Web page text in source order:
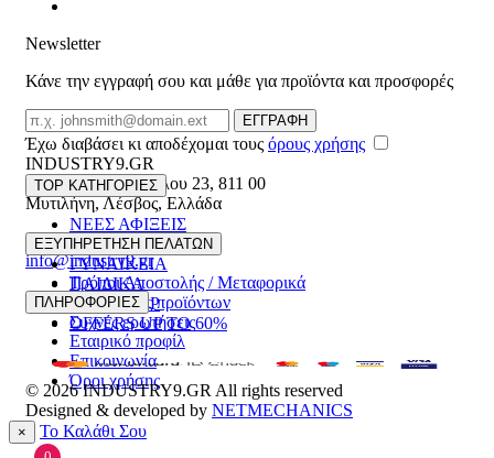
Newsletter
Κάνε την εγγραφή σου και μάθε για προϊόντα και προσφορές
Email
ΕΓΓΡΑΦΗ
Έχω διαβάσει κι αποδέχομαι τους όρους χρήσης
INDUSTRY9.GR
Ελευθέριου Βενιζέλου 23, 811 00
Μυτιλήνη,Λέσβος,Ελλάδα
22510 55629
info@industry9.gr
TOP ΚΑΤΗΓΟΡΙΕΣ
ΝΕΕΣ ΑΦΙΞΕΙΣ
ΑΝΔΡΙΚΑ
ΓΥΝΑΙΚΕΙΑ
ΠΑΙΔΙΚΑ
ΑΞΕΣΟΥΑΡ
OFFERS UP TO 60%
ΕΞΥΠΗΡΕΤΗΣΗ ΠΕΛΑΤΩΝ
Τρόποι Αποστολής / Μεταφορικά
Επιστροφές προϊόντων
Συχνές ερωτήσεις
ΠΛΗΡΟΦΟΡΙΕΣ
Εταιρικό προφίλ
Επικοινωνία
Όροι χρήσης
© 2026INDUSTRY9.GR All rights reserved
Designed & developed by NETMECHANICS
× Το Καλάθι Σου